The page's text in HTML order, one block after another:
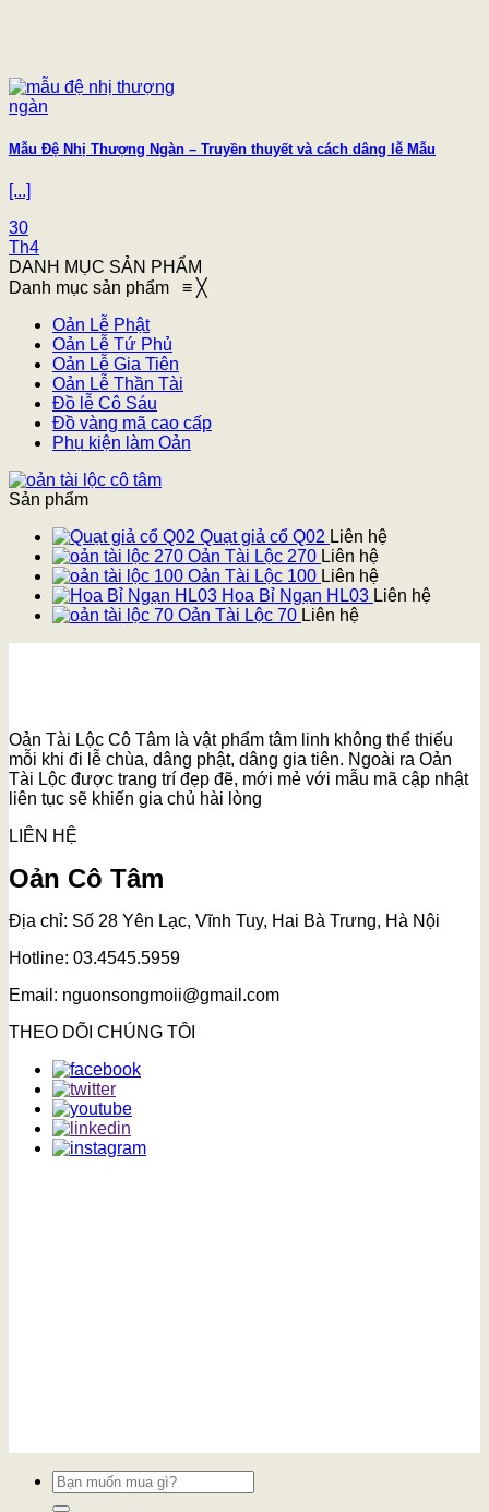
Mẫu Đệ Nhị Thượng Ngàn – Truyền thuyết và cách dâng lễ Mẫu
[...]
30
Th4
DANH MỤC SẢN PHẨM
Danh mục sản phẩm ≡ ╳
Oản Lễ Phật
Oản Lễ Tứ Phủ
Oản Lễ Gia Tiên
Oản Lễ Thần Tài
Đồ lễ Cô Sáu
Đồ vàng mã cao cấp
Phụ kiện làm Oản
Sản phẩm
Quạt giả cổ Q02 Liên hệ
Oản Tài Lộc 270 Liên hệ
Oản Tài Lộc 100 Liên hệ
Hoa Bỉ Ngạn HL03 Liên hệ
Oản Tài Lộc 70 Liên hệ
Oản Tài Lộc Cô Tâm là vật phẩm tâm linh không thể thiếu
mỗi khi đi lễ chùa, dâng phật, dâng gia tiên. Ngoài ra Oản
Tài Lộc được trang trí đẹp đẽ, mới mẻ với mẫu mã cập nhật
liên tục sẽ khiến gia chủ hài lòng
LIÊN HỆ
Oản Cô Tâm
Địa chỉ: Số 28 Yên Lạc, Vĩnh Tuy, Hai Bà Trưng, Hà Nội
Hotline: 03.4545.5959
Email: nguonsongmoii@gmail.com
THEO DÕI CHÚNG TÔI
Tìm
kiếm: